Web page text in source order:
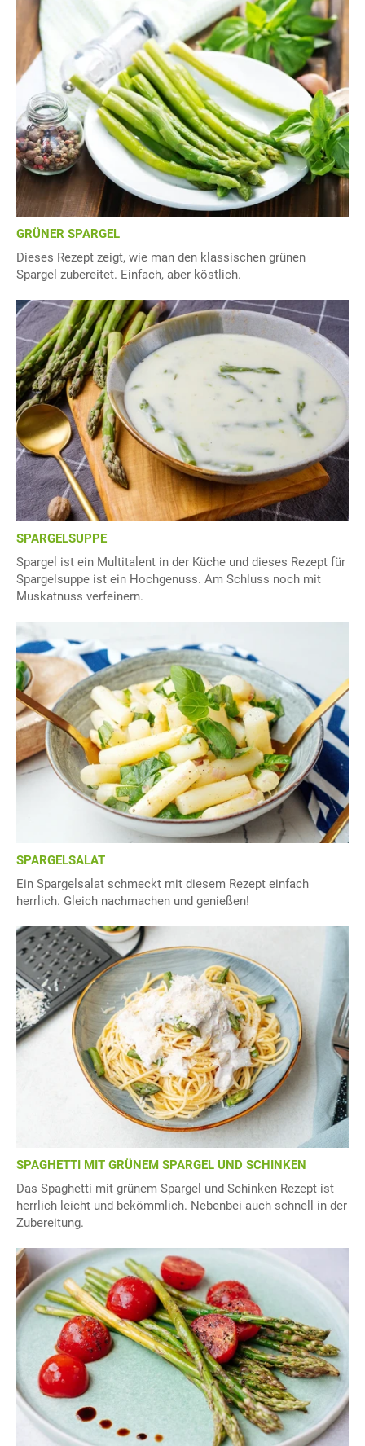
GRÜNER SPARGEL
Dieses Rezept zeigt, wie man den klassischen grünen
Spargel zubereitet. Einfach, aber köstlich.
SPARGELSUPPE
Spargel ist ein Multitalent in der Küche und dieses Rezept für
Spargelsuppe ist ein Hochgenuss. Am Schluss noch mit
Muskatnuss verfeinern.
SPARGELSALAT
Ein Spargelsalat schmeckt mit diesem Rezept einfach
herrlich. Gleich nachmachen und genießen!
SPAGHETTI MIT GRÜNEM SPARGEL UND SCHINKEN
Das Spaghetti mit grünem Spargel und Schinken Rezept ist
herrlich leicht und bekömmlich. Nebenbei auch schnell in der
Zubereitung.